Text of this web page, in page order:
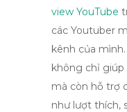
view YouTube
các Youtuber
kênh của
không chỉ giúp
mà còn hỗ trợ
như lượt thích,